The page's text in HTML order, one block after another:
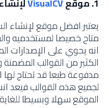
متاح خصيصا لمستخدميه
الكثير من القوالب
مدفوعة طبعا قد تحتاج
لجميع هذه القوالب فيعد
الموقع سهلا وبسيطا